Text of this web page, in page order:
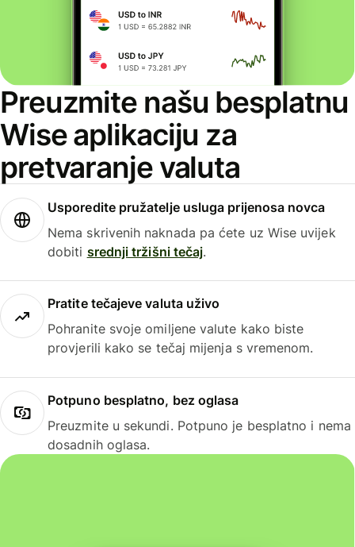
Preuzmite našu besplatnu
Wise aplikaciju za
pretvaranje valuta
Usporedite pružatelje usluga prijenosa novca
Nema skrivenih naknada pa ćete uz Wise uvijek
dobiti srednji tržišni tečaj.
Pratite tečajeve valuta uživo
Pohranite svoje omiljene valute kako biste
provjerili kako se tečaj mijenja s vremenom.
Potpuno besplatno, bez oglasa
Preuzmite u sekundi. Potpuno je besplatno i nema
dosadnih oglasa.